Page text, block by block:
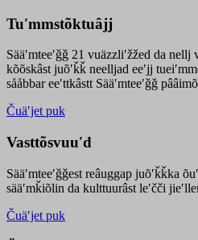
Tuʹmmstõktuâjj
Sääʹmteeʹǧǧ 21 vuäzzliʹžžed da nellj
kõõskâst juõʹǩǩ neelljad eeʹjj
sååbbar eeʹttkâstt Sääʹmteeʹǧǧ
Čuäʹjet puk
Vasttõsvuuʹd
Sääʹmteeʹǧǧest reâuggap juõʹǩǩka
sääʹmǩiõlin da kulttuurâst leʹčči
Čuäʹjet puk